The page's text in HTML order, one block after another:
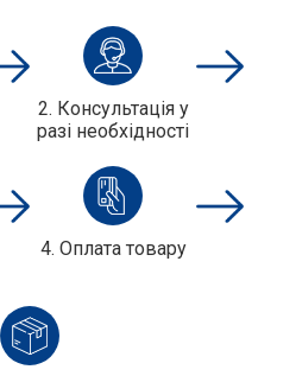
2. Консультація у
разі необхідності
4. Оплата товару